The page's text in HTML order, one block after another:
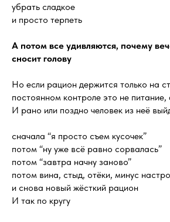
убрать сладкое
и просто терпеть
А потом все удивляются, почему
сносит голову
Но если рацион держится только на
постоянном контроле это не
И рано или поздно человек из неё
сначала “я просто съем кусочек”
потом “ну уже всё равно сорвалась”
потом “завтра начну заново”
потом вина, стыд, отёки, минус
и снова новый жёсткий рацион
И так по кругу